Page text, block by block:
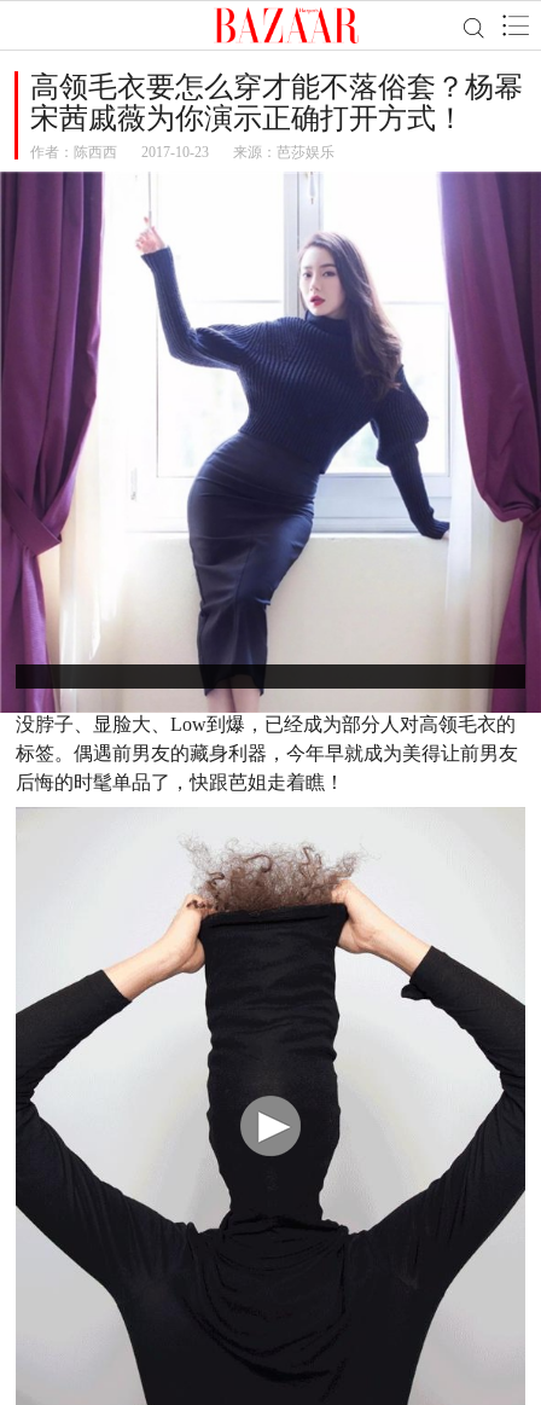
高领毛衣要怎么穿才能不落俗套？杨幂
宋茜戚薇为你演示正确打开方式！
作者： 陈西西 2017-10-23 来源：芭莎娱乐
没脖子、显脸大、Low到爆，已经成为部分人对高领毛衣的
标签。偶遇前男友的藏身利器，今年早就成为美得让前男友
后悔的时髦单品了，快跟芭姐走着瞧！